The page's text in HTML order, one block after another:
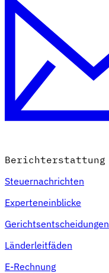
Berichterstattung
Steuernachrichten
Experteneinblicke
Gerichtsentscheidungen
Länderleitfäden
E-Rechnung